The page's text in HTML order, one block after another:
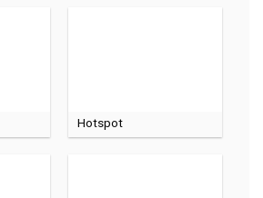
Hotspot